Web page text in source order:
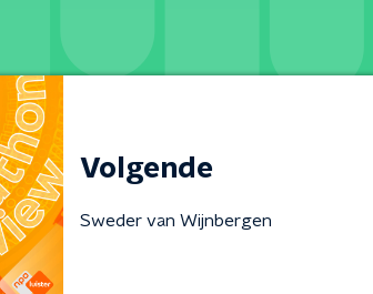
Volgende
Sweder van Wijnbergen